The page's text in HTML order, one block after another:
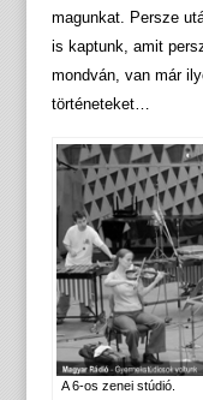
magunkat. Persze
is kaptunk, amit
mondván, van már
történeteket…
A 6-os zenei stúdió.